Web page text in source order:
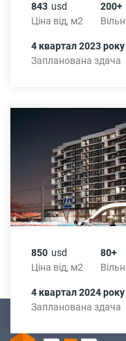
843 usd
Ціна від, м2
200+
4 квартал 2023 року
Запланована здача
850 usd
Ціна від, м2
80+
4 квартал 2024 року
Запланована здача